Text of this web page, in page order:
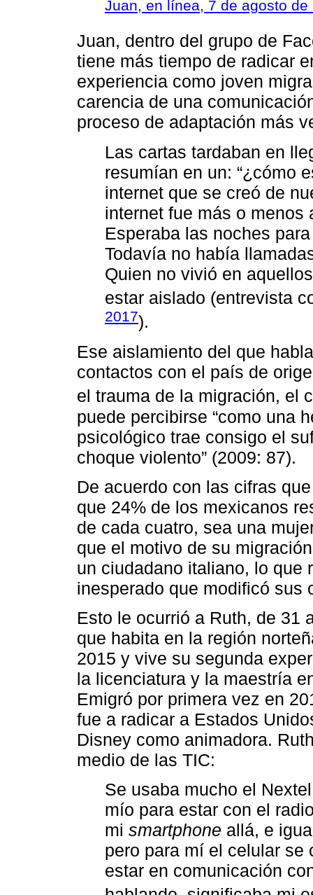
Juan, en línea, 7 de agosto de
Juan, dentro del grupo de
tiene más tiempo de radicar
experiencia como joven
carencia de una
proceso de adaptación más
Las cartas tardaban en
resumían en un: “¿cómo
internet que se creó de
internet fue más o menos
Esperaba las noches
Todavía no había
Quien no vivió en
estar aislado (entrevista
2017).
Ese aislamiento del que
contactos con el país de
el trauma de la migración, el
puede percibirse “como una
psicológico trae consigo el
choque violento” (2009: 87).
De acuerdo con las cifras
que 24% de los mexicanos
de cada cuatro, sea una
que el motivo de su
un ciudadano italiano, lo que
inesperado que modificó sus
Esto le ocurrió a Ruth, de 31
que habita en la región
2015 y vive su segunda
la licenciatura y la maestría
Emigró por primera vez en
fue a radicar a Estados
Disney como animadora.
medio de las TIC:
Se usaba mucho el
mío para estar con el
mi smartphone allá, e
pero para mí el celular se
estar en comunicación